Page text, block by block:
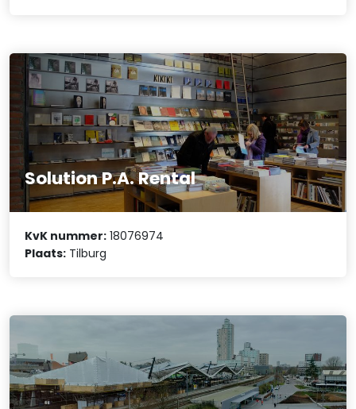
Solution P.A. Rental
KvK nummer: 18076974
Plaats: Tilburg